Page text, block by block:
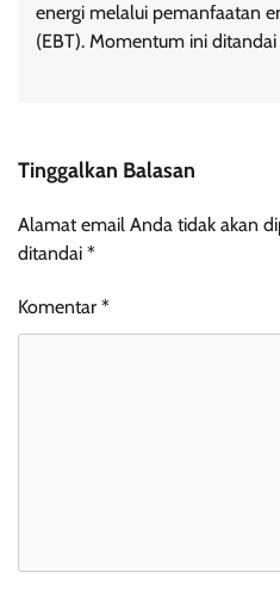
energi melalui pemanfaatan
(EBT). Momentum ini
Tinggalkan Balasan
Alamat email Anda tidak akan
ditandai *
Komentar *